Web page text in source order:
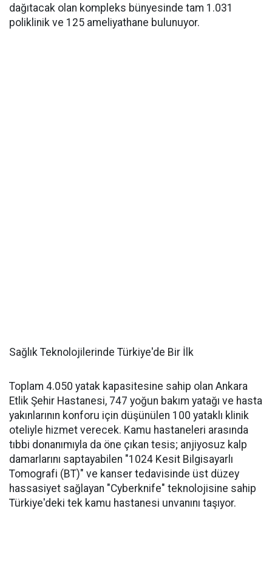
dağıtacak olan kompleks bünyesinde tam 1.031
poliklinik ve 125 ameliyathane bulunuyor.
Sağlık Teknolojilerinde Türkiye'de Bir İlk
Toplam 4.050 yatak kapasitesine sahip olan Ankara
Etlik Şehir Hastanesi, 747 yoğun bakım yatağı ve hasta
yakınlarının konforu için düşünülen 100 yataklı klinik
oteliyle hizmet verecek. Kamu hastaneleri arasında
tıbbi donanımıyla da öne çıkan tesis; anjiyosuz kalp
damarlarını saptayabilen "1024 Kesit Bilgisayarlı
Tomografi (BT)" ve kanser tedavisinde üst düzey
hassasiyet sağlayan "Cyberknife" teknolojisine sahip
Türkiye'deki tek kamu hastanesi unvanını taşıyor.